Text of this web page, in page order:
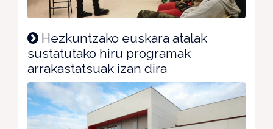
Hezkuntzako euskara atalak
sustatutako hiru programak
arrakastatsuak izan dira